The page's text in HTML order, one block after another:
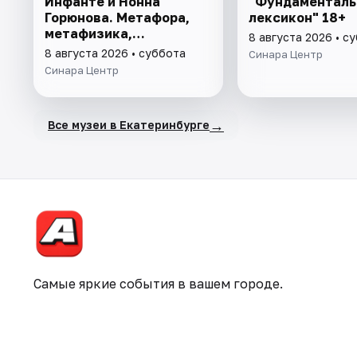
Горюнова. Метафора,
метафизика,
метаморфоза" 6+
8 августа 2026 • суббота
Синара Центр
лексикон" 18+
8 августа 2026 •
Синара Центр
Все музеи в Екатеринбурге →
Самые яркие события в вашем городе.